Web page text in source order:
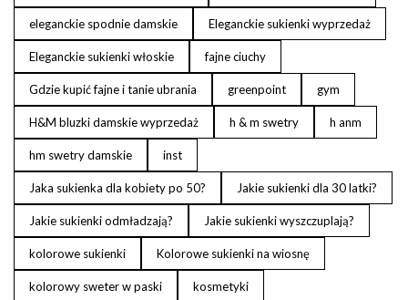
eleganckie spodnie damskie Eleganckie sukienki wyprzedaż
Eleganckie sukienki włoskie fajne ciuchy
Gdzie kupić fajne i tanie ubrania greenpoint gym
H&M bluzki damskie wyprzedaż h & m swetry h anm
hm swetry damskie inst
Jaka sukienka dla kobiety po 50? Jakie sukienki dla 30 latki?
Jakie sukienki odmładzają? Jakie sukienki wyszczuplają?
kolorowe sukienki Kolorowe sukienki na wiosnę
kolorowy sweter w paski kosmetyki